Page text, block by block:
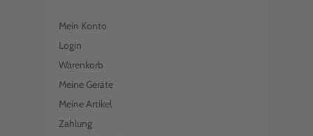
Mein Konto
Login
Warenkorb
Meine Geräte
Meine Artikel
Zahlung